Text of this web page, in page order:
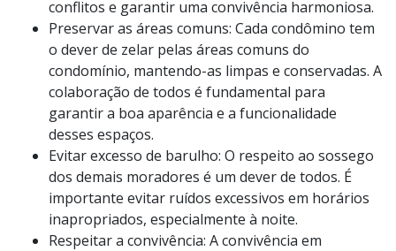
conflitos e garantir uma convivência harmoniosa.
Preservar as áreas comuns: Cada condômino tem
o dever de zelar pelas áreas comuns do
condomínio, mantendo-as limpas e conservadas. A
colaboração de todos é fundamental para
garantir a boa aparência e a funcionalidade
desses espaços.
Evitar excesso de barulho: O respeito ao sossego
dos demais moradores é um dever de todos. É
importante evitar ruídos excessivos em horários
inapropriados, especialmente à noite.
Respeitar a convivência: A convivência em